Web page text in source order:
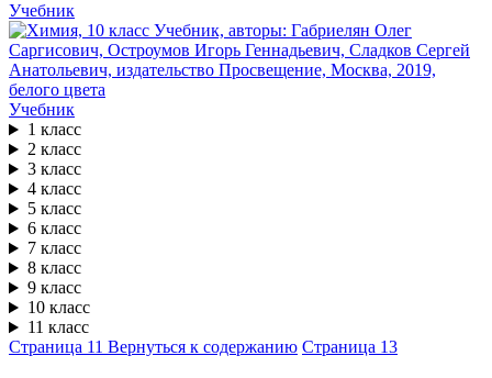
Учебник
Учебник
1 класс
2 класс
3 класс
4 класс
5 класс
6 класс
7 класс
8 класс
9 класс
10 класс
11 класс
Страница 11 Вернуться к содержанию Страница 13